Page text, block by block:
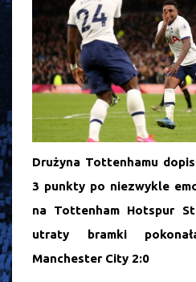
Drużyna Tottenhamu
3 punkty po niezwykle
na Tottenham Hotspur
utraty bramki
Manchester City 2:0